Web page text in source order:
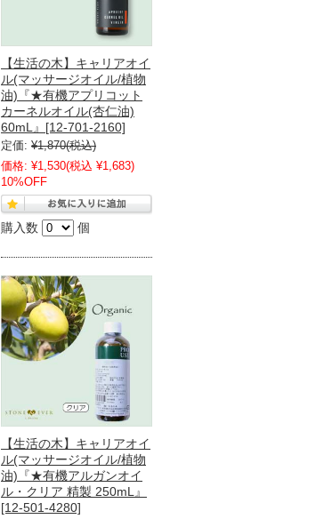
【生活の木】キャリアオイ
ル(マッサージオイル/植物
油)『★有機アプリコット
カーネルオイル(杏仁油)
60mL』[12-701-2160]
定価: ¥1,870(税込)
価格: ¥1,530(税込 ¥1,683)
10%OFF
購入数 個
【生活の木】キャリアオイ
ル(マッサージオイル/植物
油)『★有機アルガンオイ
ル・クリア 精製 250mL』
[12-501-4280]